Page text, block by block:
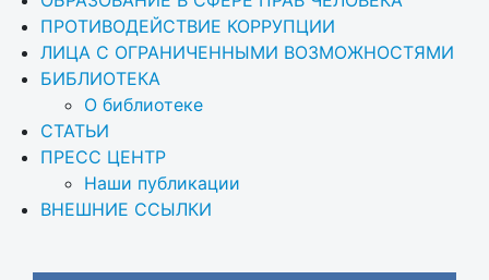
ПРОТИВОДЕЙСТВИЕ КОРРУПЦИИ
ЛИЦА С ОГРАНИЧЕННЫМИ ВОЗМОЖНОСТЯМИ
БИБЛИОТЕКА
О библиотеке
СТАТЬИ
ПРЕСС ЦЕНТР
Наши публикации
ВНЕШНИЕ ССЫЛКИ